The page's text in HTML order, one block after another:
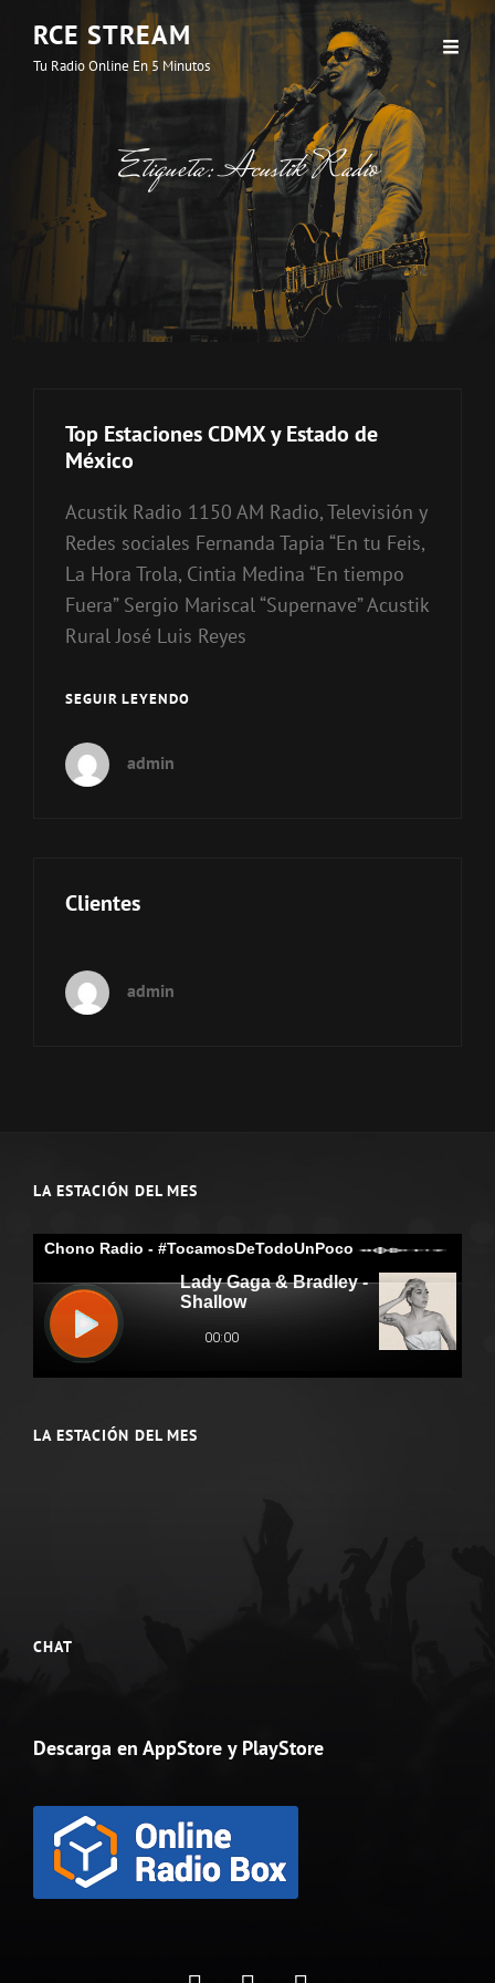
RCE STREAM
Tu Radio Online En 5 Minutos
Etiqueta:Acustik Radio
Top Estaciones CDMX y Estado de
México
Acustik Radio 1150 AM Radio, Televisión y
Redes sociales Fernanda Tapia “En tu Feis,
La Hora Trola, Cintia Medina “En tiempo
Fuera” Sergio Mariscal “Supernave” Acustik
Rural José Luis Reyes
SEGUIR LEYENDOTOP
admin
Clientes
admin
LA ESTACIÓN DEL MES
LA ESTACIÓN DEL MES
CHAT
Descarga en AppStore y PlayStore